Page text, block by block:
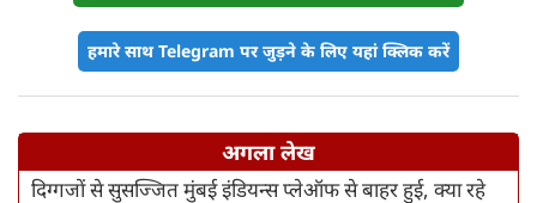
हमारे साथ Telegram पर जुड़ने के लिए यहां क्लिक करें
अगला लेख
दिग्गजों से सुसज्जित मुंबई इंडियन्स प्लेऑफ से बाहर हुई, क्या रहे